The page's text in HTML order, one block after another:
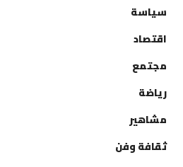
سياسة
اقتصاد
مجتمع
رياضة
مشاهير
ثقافة وفن